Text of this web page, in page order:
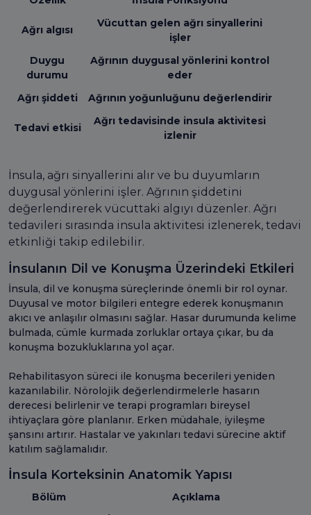
Ağrı algısı
Vücuttan gelen ağrı sinyallerini
işler
Duygu
durumu
Ağrının duygusal yönlerini kontrol
eder
Ağrı şiddeti
Ağrının yoğunluğunu değerlendirir
Tedavi etkisi
Ağrı tedavisinde insula aktivitesi
izlenir
İnsula, ağrı sinyallerini alır ve bu duyumların
duygusal yönlerini işler. Ağrının şiddetini
değerlendirerek vücuttaki algıyı düzenler. Ağrı
tedavileri sırasında insula aktivitesi izlenerek, tedavi
etkinliği takip edilebilir.
İnsulanın Dil ve Konuşma Üzerindeki Etkileri
İnsula, dil ve konuşma süreçlerinde önemli bir rol oynar.
Duyusal ve motor bilgileri entegre ederek konuşmanın
akıcı ve anlaşılır olmasını sağlar. Hasar durumunda kelime
bulmada, cümle kurmada zorluklar ortaya çıkar, bu da
konuşma bozukluklarına yol açar.
Rehabilitasyon süreci ile konuşma becerileri yeniden
kazanılabilir. Nörolojik değerlendirmelerle hasarın
derecesi belirlenir ve terapi programları bireysel
ihtiyaçlara göre planlanır. Erken müdahale, iyileşme
şansını artırır. Hastalar ve yakınları tedavi sürecine aktif
katılım sağlamalıdır.
İnsula Korteksinin Anatomik Yapısı
Bölüm
Açıklama